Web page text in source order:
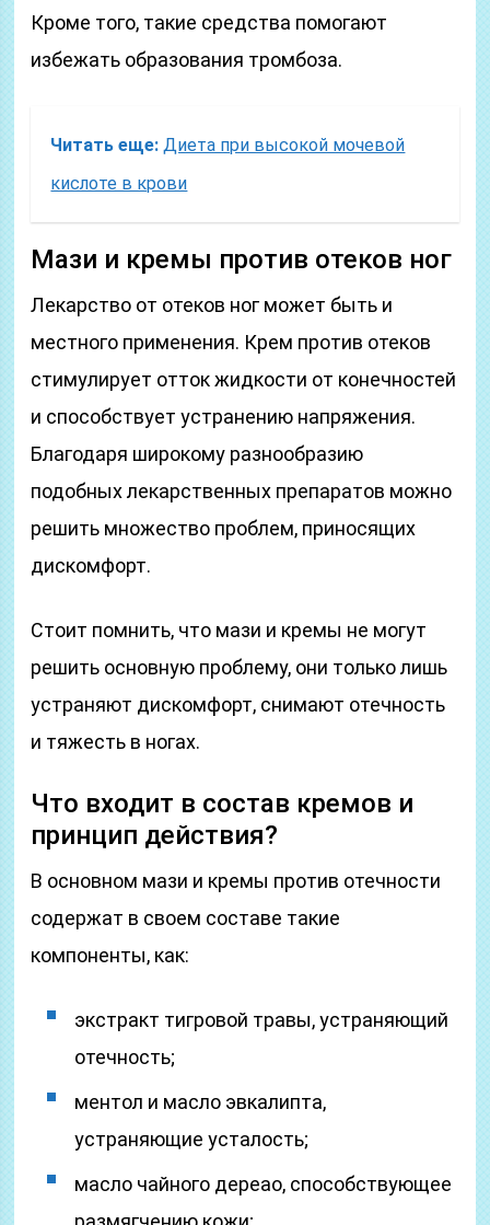
Кроме того, такие средства помогают
избежать образования тромбоза.
Читать еще: Диета при высокой мочевой
кислоте в крови
Мази и кремы против отеков ног
Лекарство от отеков ног может быть и
местного применения. Крем против отеков
стимулирует отток жидкости от конечностей
и способствует устранению напряжения.
Благодаря широкому разнообразию
подобных лекарственных препаратов можно
решить множество проблем, приносящих
дискомфорт.
Стоит помнить, что мази и кремы не могут
решить основную проблему, они только лишь
устраняют дискомфорт, снимают отечность
и тяжесть в ногах.
Что входит в состав кремов и
принцип действия?
В основном мази и кремы против отечности
содержат в своем составе такие
компоненты, как:
экстракт тигровой травы, устраняющий
отечность;
ментол и масло эвкалипта,
устраняющие усталость;
масло чайного дереао, способствующее